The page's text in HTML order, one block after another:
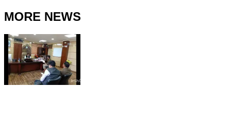
MORE NEWS